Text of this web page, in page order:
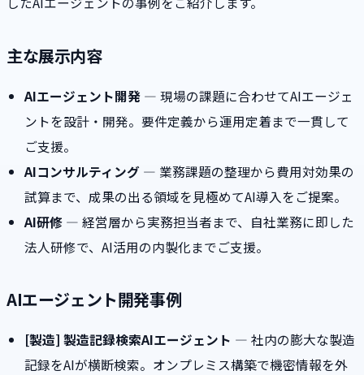
主な展示内容
AIエージェント開発 — 現場の課題に合わせてAIエージェ
ントを設計・開発。要件定義から運用定着まで一貫して
ご支援。
AIコンサルティング — 業務課題の整理から費用対効果の
試算まで、成果の出る領域を見極めてAI導入をご提案。
AI研修 — 経営層から実務担当者まで、自社業務に即した
法人研修で、AI活用の内製化までご支援。
AIエージェント開発事例
[製造] 製造記録検索AIエージェント — 社内の膨大な製造
記録をAIが横断検索。オンプレミス構築で機密情報を外